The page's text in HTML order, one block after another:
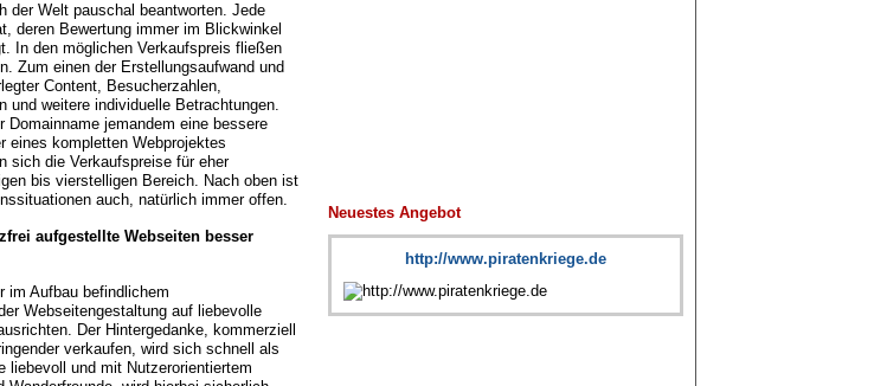
der Welt pauschal beantworten. Jede
deren Bewertung immer im Blickwinkel
In den möglichen Verkaufspreis fließen
Zum einen der Erstellungsaufwand und
Content, Besucherzahlen,
und weitere individuelle Betrachtungen.
Domainname jemandem eine bessere
eines kompletten Webprojektes
sich die Verkaufspreise für eher
bis vierstelligen Bereich. Nach oben ist
auch, natürlich immer offen.
aufgestellte Webseiten besser
im Aufbau befindlichem
Webseitengestaltung auf liebevolle
Der Hintergedanke, kommerziell
verkaufen, wird sich schnell als
liebevoll und mit Nutzerorientiertem
Neuestes Angebot
http://www.piratenkriege.de